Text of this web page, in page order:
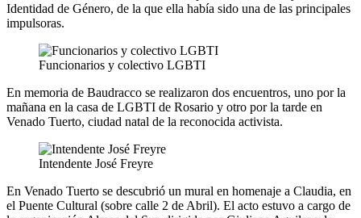
Identidad de Género, de la que ella había sido una de las principales
impulsoras.
Funcionarios y colectivo LGBTI
En memoria de Baudracco se realizaron dos encuentros, uno por la
mañana en la casa de LGBTI de Rosario y otro por la tarde en
Venado Tuerto, ciudad natal de la reconocida activista.
Intendente José Freyre
En Venado Tuerto se descubrió un mural en homenaje a Claudia, en
el Puente Cultural (sobre calle 2 de Abril). El acto estuvo a cargo de